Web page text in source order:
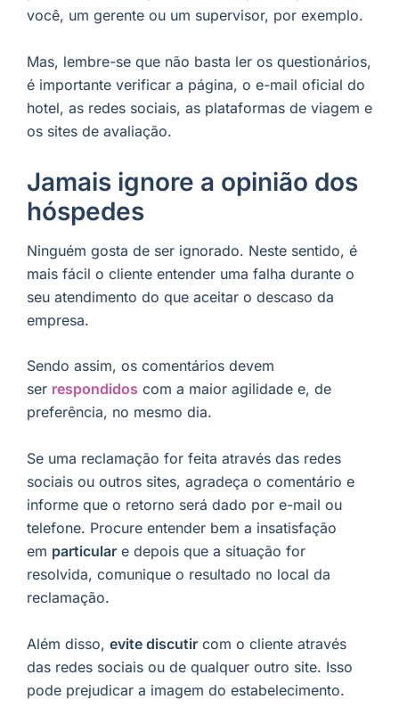
você, um gerente ou um supervisor, por exemplo.
Mas, lembre-se que não basta ler os questionários,
é importante verificar a página, o e-mail oficial do
hotel, as redes sociais, as plataformas de viagem e
os sites de avaliação.
Jamais ignore a opinião dos
hóspedes
Ninguém gosta de ser ignorado. Neste sentido, é
mais fácil o cliente entender uma falha durante o
seu atendimento do que aceitar o descaso da
empresa.
Sendo assim, os comentários devem
ser respondidos com a maior agilidade e, de
preferência, no mesmo dia.
Se uma reclamação for feita através das redes
sociais ou outros sites, agradeça o comentário e
informe que o retorno será dado por e-mail ou
telefone. Procure entender bem a insatisfação
em particular e depois que a situação for
resolvida, comunique o resultado no local da
reclamação.
Além disso, evite discutir com o cliente através
das redes sociais ou de qualquer outro site. Isso
pode prejudicar a imagem do estabelecimento.